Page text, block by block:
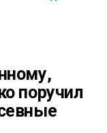
поручил